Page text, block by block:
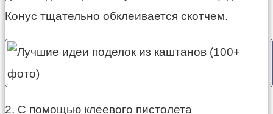
Конус тщательно обклеивается скотчем.
2. С помощью клеевого пистолета